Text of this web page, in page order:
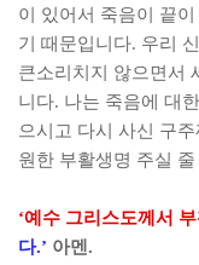
이 있어서 죽음이 끝
기 때문입니다. 우리
큰소리치지 않으면서
니다. 나는 죽음에 대
으시고 다시 사신 구
원한 부활생명 주실
‘예수 그리스도께서
다.’ 아멘 .